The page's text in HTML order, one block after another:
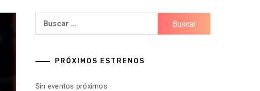
PRÓXIMOS ESTRENOS
Sin eventos próximos